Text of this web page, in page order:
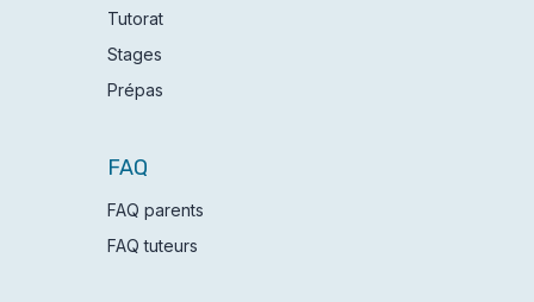
Tutorat
Stages
Prépas
FAQ
FAQ parents
FAQ tuteurs